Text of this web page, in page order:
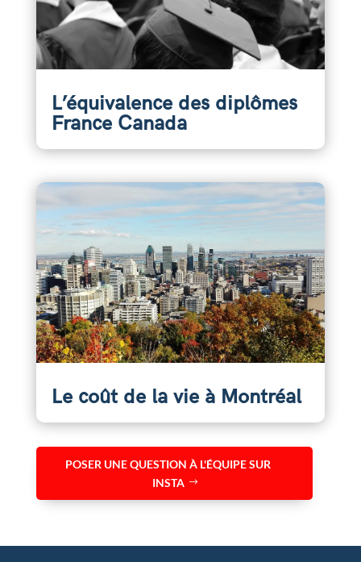
L’équivalence des diplômes
France Canada
Le coût de la vie à Montréal
POSER UNE QUESTION À L'ÉQUIPE SUR
INSTA